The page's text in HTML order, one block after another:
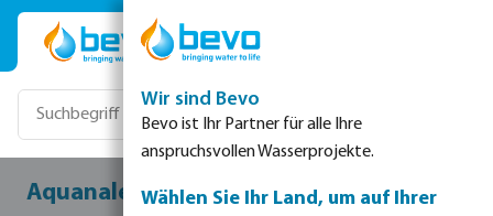
Zum Hauptinhalt springen
Aquanale 2025 – Wir sehen uns in Köln!
Wir sind Bevo
Bevo ist Ihr Partner für alle Ihre
anspruchsvollen Wasserprojekte.
Wählen Sie Ihr Land, um auf Ihrer